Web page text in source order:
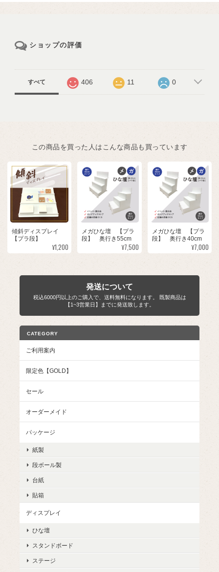
ショップの評価
すべて 406 11 0
この商品を買った人はこんな商品も買っています
傾斜ディスプレイ
【プラ段】
¥1,200
メガひな壇 【プラ
段】 奥行き55cm
¥7,500
メガひな壇 【プラ
段】 奥行き40cm
¥7,000
発送について
税込6000円以上のご購入で、送料無料になります。 既製商品は
【1~3営業日】までに発送致します。
CATEGORY
ご利用案内
限定色【GOLD】
セール
オーダーメイド
パッケージ
紙製
段ボール製
台紙
貼箱
ディスプレイ
ひな壇
スタンドボード
ステージ